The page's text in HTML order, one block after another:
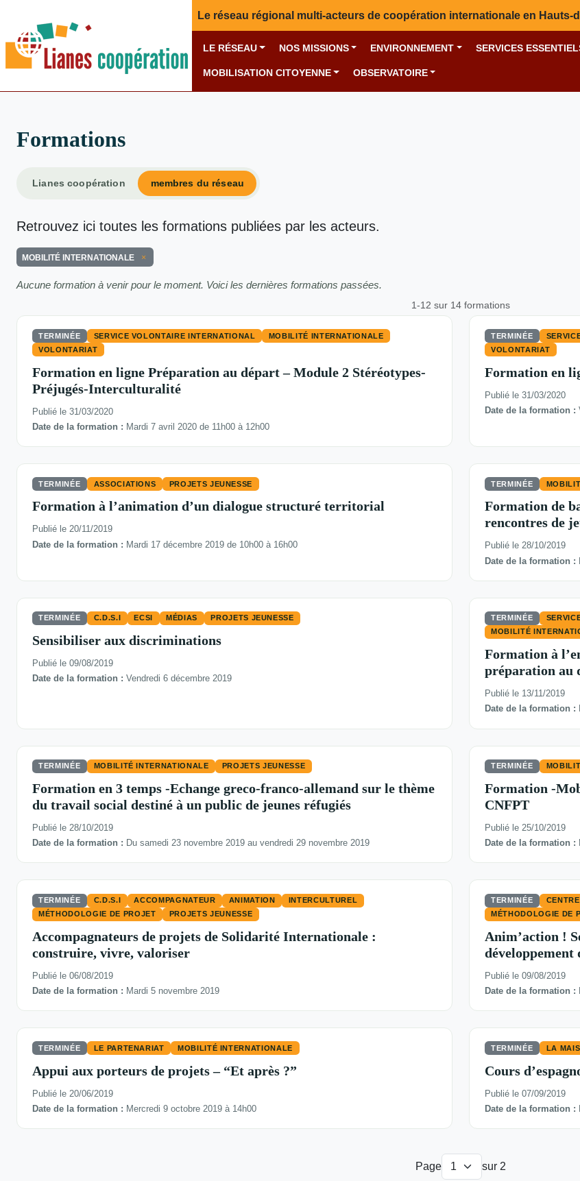
Le réseau régional multi-acteurs de coopération internationale en Hauts-
LE RÉSEAU NOS MISSIONS ENVIRONNEMENT SERVICES
MOBILISATION CITOYENNE OBSERVATOIRE
Formations
Lianes coopération membres du réseau
Retrouvez ici toutes les formations publiées par les acteurs.
MOBILITÉ INTERNATIONALE
Aucune formation à venir pour le moment. Voici les dernières formations passées.
1-12 sur 14 formations
TERMINÉE SERVICE VOLONTAIRE INTERNATIONAL
MOBILITÉ INTERNATIONALE
VOLONTARIAT
Formation en ligne Préparation au départ – Module 2 Stéréotypes-
Préjugés-Interculturalité
Publié le 31/03/2020
Date de la formation : Mardi 7 avril 2020 de 11h00 à 12h00
TERMINÉE
VOLONTARIAT
Formation en
Publié le 31/03/2020
Date de la formation :
TERMINÉE ASSOCIATIONS PROJETS JEUNESSE
Formation à l’animation d’un dialogue structuré territorial
Publié le 20/11/2019
Date de la formation : Mardi 17 décembre 2019 de 10h00 à 16h00
TERMINÉE
Formation de
rencontres de
Publié le 28/10/2019
Date de la formation :
TERMINÉE C.D.S.I ECSI MÉDIAS PROJETS JEUNESSE
Sensibiliser aux discriminations
Publié le 09/08/2019
Date de la formation : Vendredi 6 décembre 2019
TERMINÉE
MOBILITÉ
Formation à
préparation au
Publié le 13/11/2019
Date de la formation :
TERMINÉE MOBILITÉ INTERNATIONALE PROJETS JEUNESSE
Formation en 3 temps -Echange greco-franco-allemand sur le thème
du travail social destiné à un public de jeunes réfugiés
Publié le 28/10/2019
Date de la formation : Du samedi 23 novembre 2019 au vendredi 29 novembre 2019
TERMINÉE
Formation -
CNFPT
Publié le 25/10/2019
Date de la formation :
TERMINÉE C.D.S.I ACCOMPAGNATEUR ANIMATION
INTERCULTUREL
MÉTHODOLOGIE DE PROJET
PROJETS JEUNESSE
Accompagnateurs de projets de Solidarité Internationale :
construire, vivre, valoriser
Publié le 06/08/2019
Date de la formation : Mardi 5 novembre 2019
TERMINÉE
MÉTHODOLOGIE DE
Anim’action !
développement
Publié le 09/08/2019
Date de la formation :
TERMINÉE LE PARTENARIAT MOBILITÉ INTERNATIONALE
Appui aux porteurs de projets – “Et après ?”
Publié le 20/06/2019
Date de la formation : Mercredi 9 octobre 2019 à 14h00
TERMINÉE LA
Cours
Publié le 07/09/2019
Date de la formation :
Page sur 2